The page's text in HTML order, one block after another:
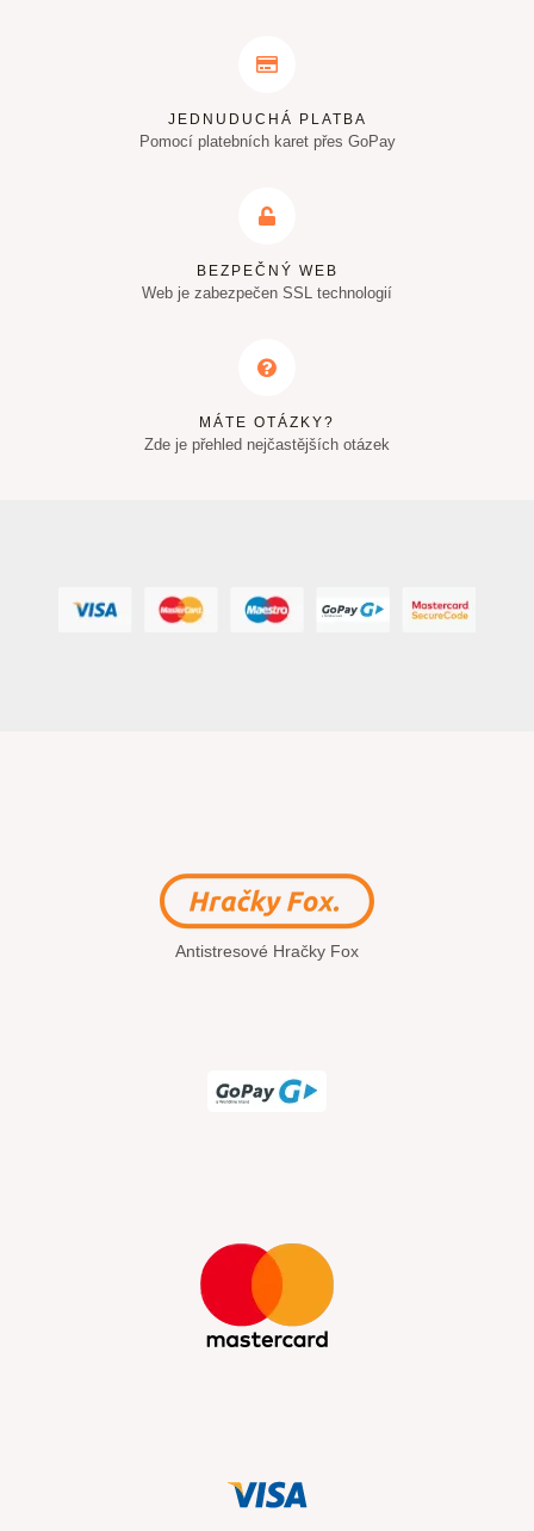
JEDNUDUCHÁ PLATBA
Pomocí platebních karet přes GoPay
BEZPEČNÝ WEB
Web je zabezpečen SSL technologií
MÁTE OTÁZKY?
Zde je přehled nejčastějších otázek
Antistresové Hračky Fox